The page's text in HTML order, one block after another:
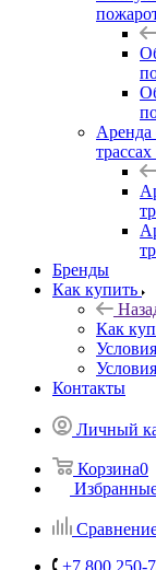
Аренда
Бренды
Как купить
Как
Контакты
Личный
Корзина0
+7 800 250-